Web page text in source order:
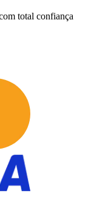
total confiança